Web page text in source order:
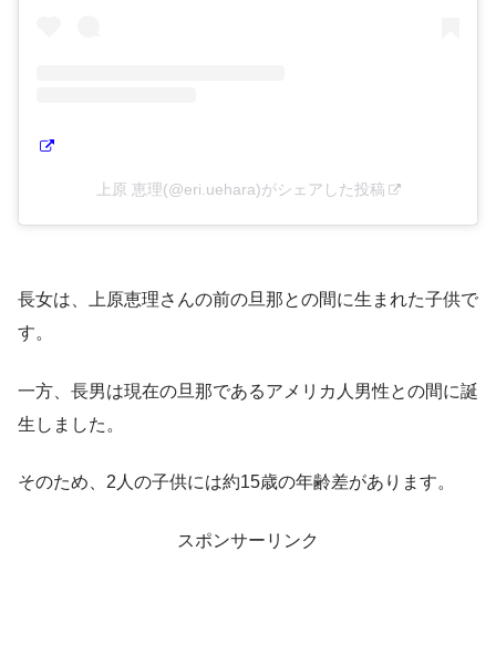
上原 恵理(@eri.uehara)がシェアした投稿
長女は、上原恵理さんの前の旦那との間に生まれた子供で
す。
一方、長男は現在の旦那であるアメリカ人男性との間に誕
生しました。
そのため、2人の子供には約15歳の年齢差があります。
スポンサーリンク